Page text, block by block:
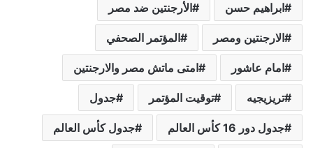
ابراهيم حسن الأرجنتين ضد مصر
الارجنتين ومصر المؤتمر الصحفي
امام عاشور امتى ماتش مصر والارجنتين
تريزيجيه توقيت المؤتمر جدول
جدول دور 16 كأس العالم جدول كأس العالم